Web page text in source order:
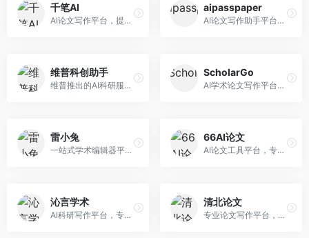
千笔AI
AI论文写作平台，提供无限改稿服务。面向高校学生和学术研究者，支持论文选题、大纲生成、内容撰写、查重修改等全流程服务，改稿次数不限，服务质量有保障。
aipasspaper
AI论文写作助手平台，提供智能化的学术写作支持。面向大学生和研究人员，支持多种学科论文生成，提供参考文献管理和格式规范服务，写作效率高。
维普科创助手
维普推出的AI科研服务平台，整合学术资源与智能写作。面向科研人员和高校师生，提供文献检索、论文写作、查重检测等一站式服务，学术资源权威可靠。
ScholarGo
AI学术论文写作平台，专注于理工科领域的逻辑构建。面向理工科研究生和科研工作者，提供公式编辑、数据分析、论文结构优化等服务，理工科写作逻辑严谨。
雷小兔
一站式学术编辑器平台，覆盖论文写作全流程。面向高校学生和科研人员，提供选题分析、文献检索、论文生成、查重降重等服务，操作流程清晰，学术写作效率显著提升。
66AI论文
AI论文工具平台，专注于高质量低查重论文生成。面向大学生和研究生，提供论文写作、降重修改等服务，生成内容原创度高，查重率低。
沁言学术
AI科研写作平台，专注于学术研究辅助。面向研究生和科研工作者，提供文献分析、研究方法指导、论文撰写等服务，学术资源丰富，研究支持全面。
清北论文
专业论文写作平台，依托高校学术资源。面向本科生和研究生，提供论文指导、写作辅助、查重检测等服务，学术规范性强，适合追求高质量论文的用户。